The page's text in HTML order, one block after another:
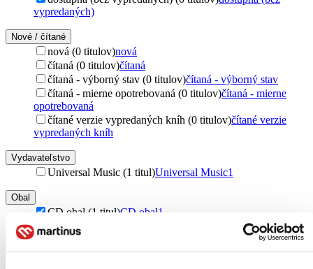
vypredaných)
Nové / čítané
nová (0 titulov)nová
čítaná (0 titulov)čítaná
čítaná - výborný stav (0 titulov)čítaná - výborný stav
čítaná - mierne opotrebovaná (0 titulov)čítaná - mierne
opotrebovaná
čítané verzie vypredaných kníh (0 titulov)čítané verzie
vypredaných kníh
Vydavateľstvo
Universal Music (1 titul)Universal Music1
Obal
CD obal (1 titul)CD obal1
Zúžiť výber